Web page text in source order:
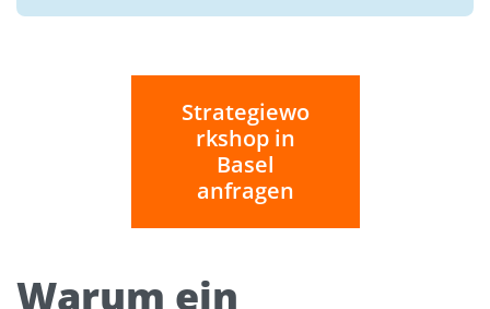
Strategiewo
rkshop in
Basel
anfragen
Warum ein